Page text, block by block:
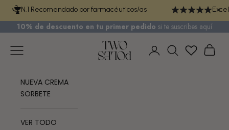
Ir al contenidoN.1 Recomendado por farmacéuticos/as
10% de descuento en tu primer pedido si te suscribes aquí
TWO POLES COSMETICS
Menú
Iniciar sesión
Buscar
NUEVA CREMA
SORBETE
VER TODO